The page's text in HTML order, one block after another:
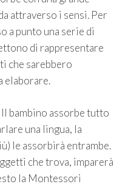
attraverso i sensi. Per
a punto una serie di
di rappresentare
che sarebbero
elaborare.
Il bambino assorbe tutto
una lingua, la
le assorbirà entrambe.
che trova, imparerà
la Montessori